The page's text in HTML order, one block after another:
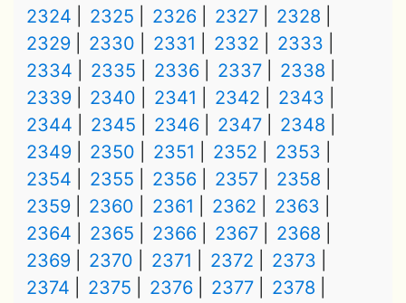
2324
2325 2326 2327
2328
2329
2330 2331 2332
2333
2334
2335 2336 2337
2338
2339
2340 2341 2342
2343
2344
2345 2346 2347
2348
2349
2350 2351 2352
2353
2354
2355 2356 2357
2358
2359
2360 2361 2362
2363
2364
2365 2366 2367
2368
2369
2370 2371 2372
2373
2374
2375 2376 2377
2378